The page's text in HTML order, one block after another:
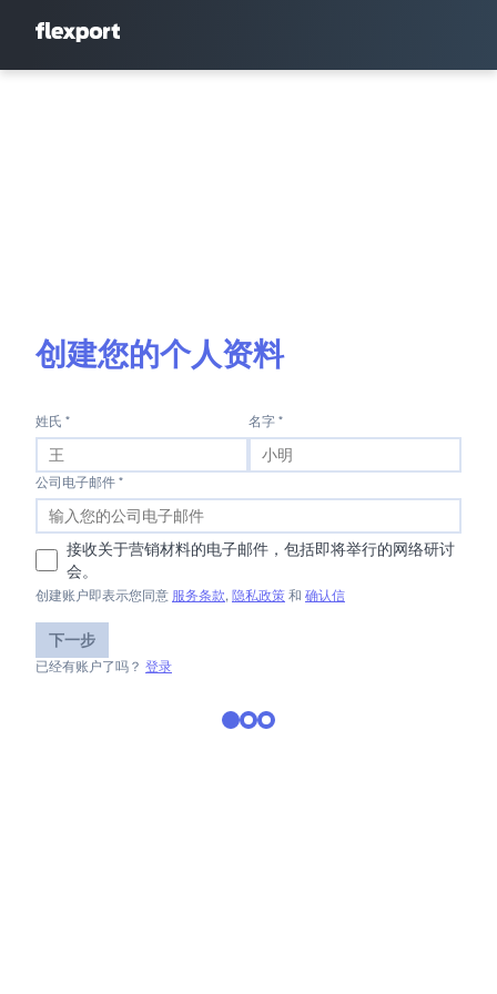
创建您的个人资料
姓氏 * 名字 *
公司电子邮件 *
接收关于营销材料的电子邮件，包括即将举行的网络研讨
会。
创建账户即表示您同意 服务条款, 隐私政策 和 确认信
下一步
已经有账户了吗？ 登录